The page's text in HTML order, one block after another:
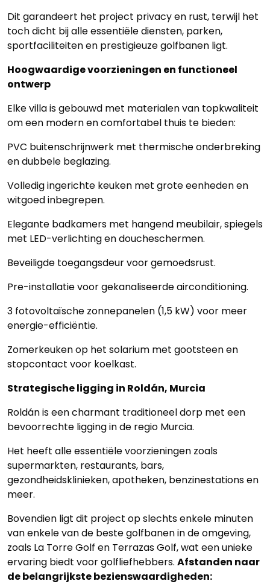
Dit garandeert het project privacy en rust, terwijl het
toch dicht bij alle essentiële diensten, parken,
sportfaciliteiten en prestigieuze golfbanen ligt.
Hoogwaardige voorzieningen en functioneel
ontwerp
Elke villa is gebouwd met materialen van topkwaliteit
om een modern en comfortabel thuis te bieden:
PVC buitenschrijnwerk met thermische onderbreking
en dubbele beglazing.
Volledig ingerichte keuken met grote eenheden en
witgoed inbegrepen.
Elegante badkamers met hangend meubilair, spiegels
met LED-verlichting en doucheschermen.
Beveiligde toegangsdeur voor gemoedsrust.
Pre-installatie voor gekanaliseerde airconditioning.
3 fotovoltaïsche zonnepanelen (1,5 kW) voor meer
energie-efficiëntie.
Zomerkeuken op het solarium met gootsteen en
stopcontact voor koelkast.
Strategische ligging in Roldán, Murcia
Roldán is een charmant traditioneel dorp met een
bevoorrechte ligging in de regio Murcia.
Het heeft alle essentiële voorzieningen zoals
supermarkten, restaurants, bars,
gezondheidsklinieken, apotheken, benzinestations en
meer.
Bovendien ligt dit project op slechts enkele minuten
van enkele van de beste golfbanen in de omgeving,
zoals La Torre Golf en Terrazas Golf, wat een unieke
ervaring biedt voor golfliefhebbers. Afstanden naar
de belangrijkste bezienswaardigheden: